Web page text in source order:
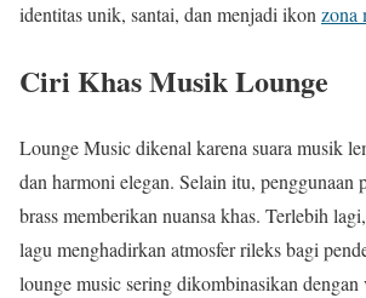
identitas unik, santai, dan menjadi ikon zona
Ciri Khas Musik Lounge
Lounge Music dikenal karena suara musik
dan harmoni elegan. Selain itu, penggunaan
brass memberikan nuansa khas. Terlebih
lagu menghadirkan atmosfer rileks bagi
lounge music sering dikombinasikan dengan